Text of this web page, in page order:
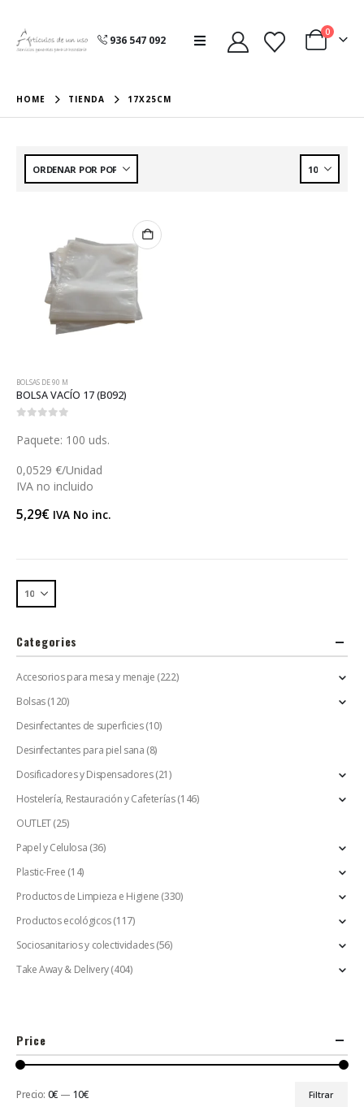
936 547 092
0
HOME TIENDA 17X25CM
BOLSAS DE 90 Μ
BOLSA VACÍO 17 (B092)
Paquete: 100 uds.
0,0529 €/Unidad
IVA no incluido
5,29€ IVA No inc.
Categories
Accesorios para mesa y menaje (222)
Bolsas(120)
Desinfectantes de superficies (10)
Desinfectantes para piel sana (8)
Dosificadores y Dispensadores (21)
Hostelería, Restauración y Cafeterías(146)
OUTLET(25)
Papel y Celulosa (36)
Plastic-Free (14)
Productos de Limpieza e Higiene (330)
Productos ecológicos(117)
Sociosanitarios y colectividades (56)
Take Away & Delivery(404)
Price
Filtrar
Precio: 0€ — 10€